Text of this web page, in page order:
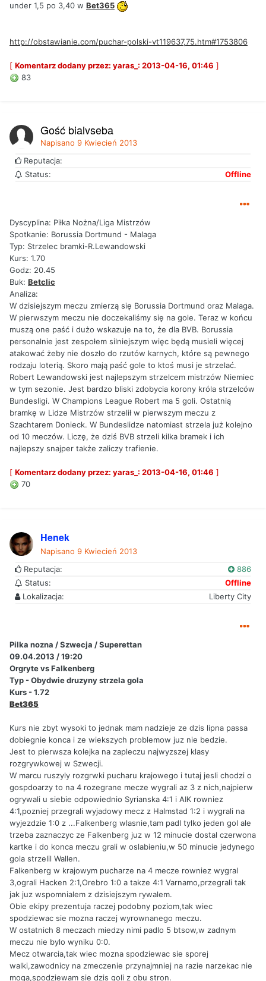
under 1,5 po 3,40 w Bet365
http://obstawianie.com/puchar-polski-vt119637,75.htm#1753806
[ Komentarz dodany przez: yaras_: 2013-04-16, 01:46 ]
83
Gość bialyseba
Napisano 9 Kwiecień 2013
Reputacja:
Status:
Offline
Dyscyplina: Piłka Nożna/Liga Mistrzów
Spotkanie: Borussia Dortmund - Malaga
Typ: Strzelec bramki-R.Lewandowski
Kurs: 1.70
Godz: 20.45
Buk: Betclic
Analiza:
W dzisiejszym meczu zmierzą się Borussia Dortmund oraz Malaga.
W pierwszym meczu nie doczekaliśmy się na gole. Teraz w końcu
muszą one paść i dużo wskazuje na to, że dla BVB. Borussia
personalnie jest zespołem silniejszym więc będą musieli więcej
atakować żeby nie doszło do rzutów karnych, które są pewnego
rodzaju loterią. Skoro mają paść gole to ktoś musi je strzelać.
Robert Lewandowski jest najlepszym strzelcem mistrzów Niemiec
w tym sezonie. Jest bardzo bliski zdobycia korony króla strzelców
Bundesligi. W Champions League Robert ma 5 goli. Ostatnią
bramkę w Lidze Mistrzów strzelił w pierwszym meczu z
Szachtarem Donieck. W Bundeslidze natomiast strzela już kolejno
od 10 meczów. Liczę, że dziś BVB strzeli kilka bramek i ich
najlepszy snajper także zaliczy trafienie.
[ Komentarz dodany przez: yaras_: 2013-04-16, 01:46 ]
70
Henek
Napisano 9 Kwiecień 2013
Reputacja:
886
Status:
Offline
Lokalizacja:
Liberty City
Pilka nozna / Szwecja / Superettan
09.04.2013 / 19:20
Orgryte vs Falkenberg
Typ - Obydwie druzyny strzela gola
Kurs - 1.72
Bet365
Kurs nie zbyt wysoki to jednak mam nadzieje ze dzis lipna passa
dobiegnie konca i ze wiekszych problemow juz nie bedzie.
Jest to pierwsza kolejka na zapleczu najwyzszej klasy
rozgrywkowej w Szwecji.
W marcu ruszyly rozgrwki pucharu krajowego i tutaj jesli chodzi o
gospdoarzy to na 4 rozegrane mecze wygrali az 3 z nich,najpierw
ogrywali u siebie odpowiednio Syrianska 4:1 i AIK rowniez
4:1,pozniej przegrali wyjadowy mecz z Halmstad 1:2 i wygrali na
wyjezdzie 1:0 z ...Falkenberg wlasnie,tam padl tylko jeden gol ale
trzeba zaznaczyc ze Falkenberg juz w 12 minucie dostal czerwona
kartke i do konca meczu grali w oslabieniu,w 50 minucie jedynego
gola strzelil Wallen.
Falkenberg w krajowym pucharze na 4 mecze rowniez wygral
3,ograli Hacken 2:1,Orebro 1:0 a takze 4:1 Varnamo,przegrali tak
jak juz wspomnialem z dzisiejszym rywalem.
Obie ekipy prezentuja raczej podobny poziom,tak wiec
spodziewac sie mozna raczej wyrownanego meczu.
W ostatnich 8 meczach miedzy nimi padlo 5 btsow,w zadnym
meczu nie bylo wyniku 0:0.
Mecz otwarcia,tak wiec mozna spodziewac sie sporej
walki,zawodnicy na zmeczenie przynajmniej na razie narzekac nie
moga,spodziewam sie dzis goli z obu stron.